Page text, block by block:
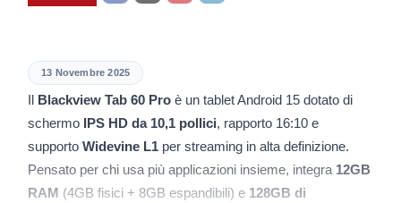
13 Novembre 2025
Il Blackview Tab 60 Pro è un tablet Android 15 dotato di
schermo IPS HD da 10,1 pollici, rapporto 16:10 e
supporto Widevine L1 per streaming in alta definizione.
Pensato per chi usa più applicazioni insieme, integra 12GB
RAM (4GB fisici + 8GB espandibili) e 128GB di